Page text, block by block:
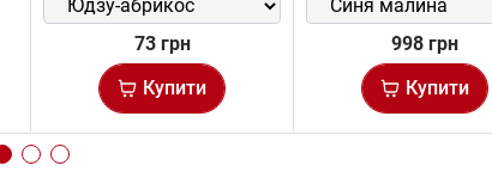
73 грн
Купити
998 грн
Купити